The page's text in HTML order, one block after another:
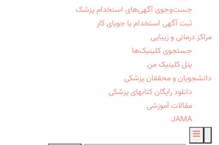
جست‌وجوی آگهی‌های استخدام پزشک
ثبت آگهی استخدام یا جویای کار
مراکز درمانی و زیبایی
جستجوی کلینیک‌ها
پنل کلینیک من
دانشجویان و محققان پزشکی
دانلود رایگان کتابهای پزشکی
مقالات آموزشی
JAMA